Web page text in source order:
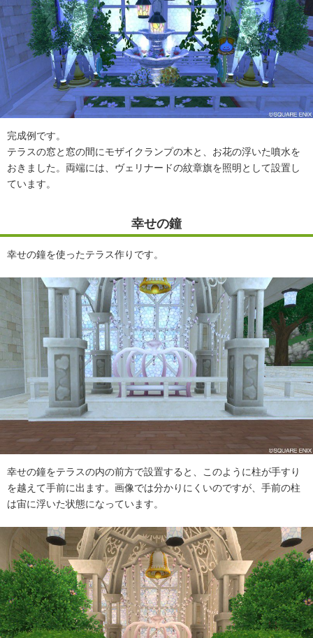
完成例です。
テラスの窓と窓の間にモザイクランプの木と、お花の浮いた噴水を
おきました。両端には、ヴェリナードの紋章旗を照明として設置し
ています。
幸せの鐘
幸せの鐘を使ったテラス作りです。
幸せの鐘をテラスの内の前方で設置すると、このように柱が手すり
を越えて手前に出ます。画像では分かりにくいのですが、手前の柱
は宙に浮いた状態になっています。